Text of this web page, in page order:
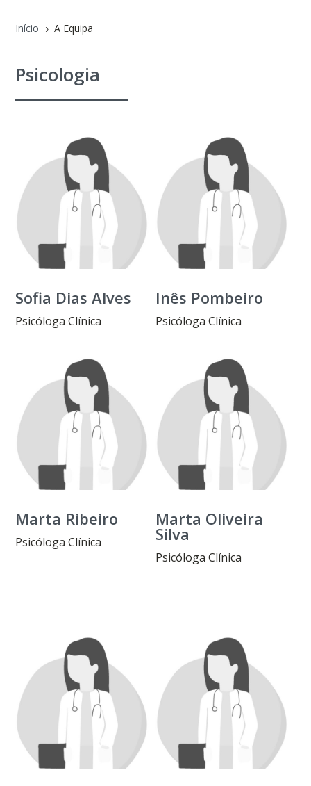
Início 5 A Equipa
Psicologia
Sofia Dias Alves
Psicóloga Clínica
Inês Pombeiro
Psicóloga Clínica
Marta Ribeiro
Psicóloga Clínica
Marta Oliveira
Silva
Psicóloga Clínica